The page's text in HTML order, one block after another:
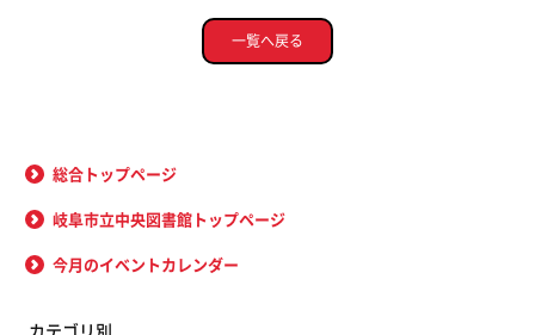
一覧へ戻る
総合トップページ
岐阜市立中央図書館トップページ
今月のイベントカレンダー